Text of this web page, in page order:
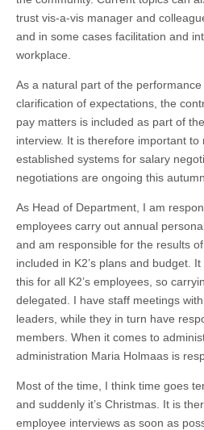
trust vis-a-vis manager and
and in some cases facilitation and
workplace.
As a natural part of the
clarification of expectations, the
pay matters is included as part of
interview. It is therefore important
established systems for salary
negotiations are ongoing this
As Head of Department, I am
employees carry out annual
and am responsible for the results
included in K2’s plans and budget.
this for all K2’s employees, so
delegated. I have staff meetings
leaders, while they in turn have
members. When it comes to
administration Maria Holmaas is
Most of the time, I think time goes
and suddenly it’s Christmas. It is
employee interviews as soon as